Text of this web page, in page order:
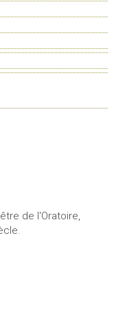
de l'Oratoire,